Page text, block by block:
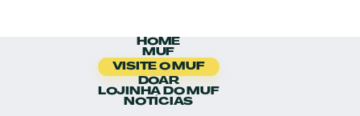
HOME
MUF
VISITE O MUF
DOAR
LOJINHA DO MUF
NOTÍCIAS